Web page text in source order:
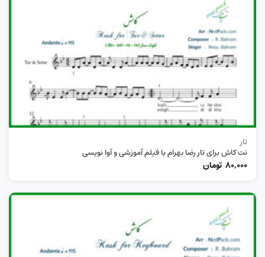
تار
نت کاش برای تار رضا بهرام با فیلم آموزشی و آوا نویسی
80,000 تومان